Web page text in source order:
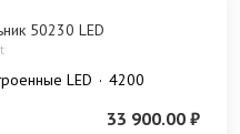
50230 LED
LED 4200
33 900.00 ₽